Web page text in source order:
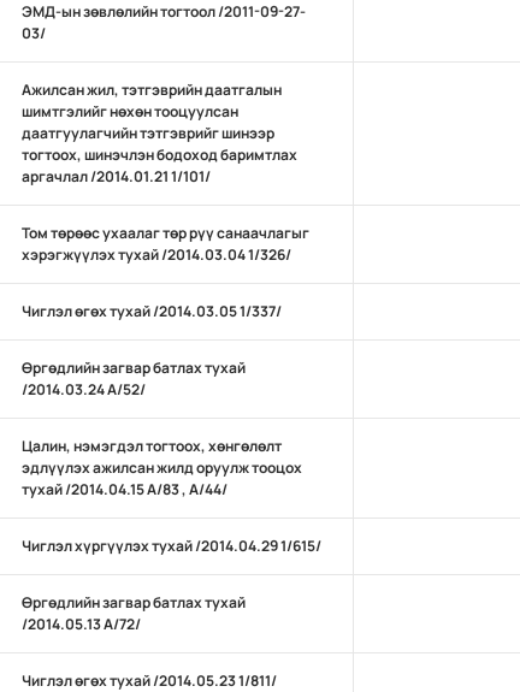
ЭМД-ын зөвлөлийн тогтоол /2011-09-27-
03/
Ажилсан жил, тэтгэврийн даатгалын
шимтгэлийг нөхөн тооцуулсан
даатгуулагчийн тэтгэврийг шинээр
тогтоох, шинэчлэн бодоход баримтлах
аргачлал /2014.01.21 1/101/
Том төрөөс ухаалаг төр рүү санаачлагыг
хэрэгжүүлэх тухай /2014.03.04 1/326/
Чиглэл өгөх тухай /2014.03.05 1/337/
Өргөдлийн загвар батлах тухай
/2014.03.24 А/52/
Цалин, нэмэгдэл тогтоох, хөнгөлөлт
эдлүүлэх ажилсан жилд оруулж тооцох
тухай /2014.04.15 А/83 , А/44/
Чиглэл хүргүүлэх тухай /2014.04.29 1/615/
Өргөдлийн загвар батлах тухай
/2014.05.13 А/72/
Чиглэл өгөх тухай /2014.05.23 1/811/